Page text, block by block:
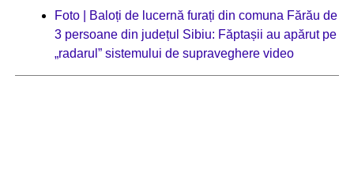
Foto | Baloți de lucernă furați din comuna Fărău de
3 persoane din județul Sibiu: Făptașii au apărut pe
„radarul” sistemului de supraveghere video